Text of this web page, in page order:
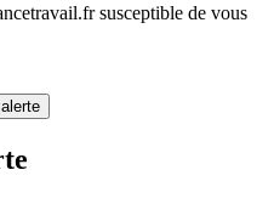
susceptible de vous